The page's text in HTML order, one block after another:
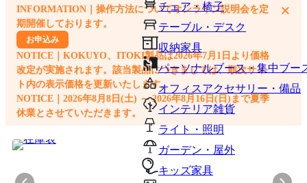
チェア・椅子
テーブル・デスク
収納家具
パーソナルブース・集中ブー
オフィスアクセサリー・備品
インテリア雑貨
ライト・照明
ガーデン・屋外
キッズ家具
他のサイトで見つけた商品ページのURLを貼り付けて、カートに追加できます
INFORMATION｜操作方法についてオンライン説明会を定
期開催しております。
お申込み
NOTICE｜KOKUYO、ITOKI製品は2026年7月1日より価格
改定が実施されます。該当製品につきましては、順次サイ
ト内の表示価格を更新いたします。
NOTICE｜2026年8月8日(土) ～ 2026年8月16日(日)まで夏季
休業とさせていただきます。
×